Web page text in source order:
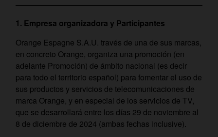
1. Empresa organizadora y Participantes
Orange Espagne S.A.U. través de una de sus marcas,
en concreto Orange, organiza una promoción (en
adelante Promoción) de ámbito nacional (es decir
para todo el territorio español) para fomentar el uso de
sus productos y servicios de telecomunicaciones de
marca Orange, y en especial de los servicios de TV,
que se desarrollará entre los días 29 de noviembre al
8 de diciembre de 2024 (ambas fechas inclusive).